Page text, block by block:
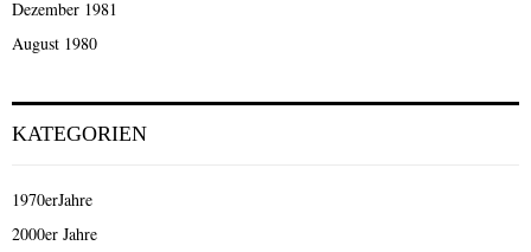
Dezember 1981
August 1980
KATEGORIEN
1970erJahre
2000er Jahre